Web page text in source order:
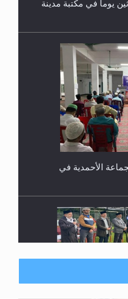
الأحمدية في
الله في هولندا